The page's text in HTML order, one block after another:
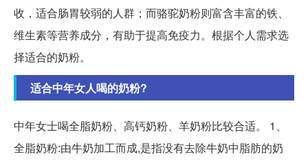
收，适合肠胃较弱的人群；而骆驼奶粉则富含丰富的铁、
维生素等营养成分，有助于提高免疫力。根据个人需求选
择适合的奶粉。
适合中年女人喝的奶粉?
中年女士喝全脂奶粉、高钙奶粉、羊奶粉比较合适。 1、
全脂奶粉:由牛奶加工而成,是指没有去除牛奶中脂肪的奶